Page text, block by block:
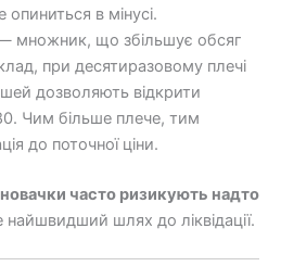
опиниться в мінусі.
множник, що збільшує обсяг
при десятиразовому плечі
дозволяють відкрити
Чим більше плече, тим
до поточної ціни.
новачки часто ризикують надто
найшвидший шлях до ліквідації.